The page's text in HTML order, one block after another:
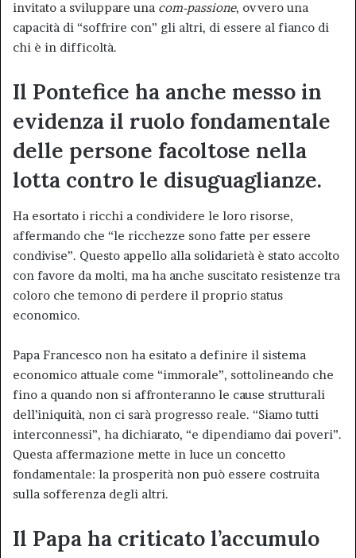
invitato a sviluppare una com-passione, ovvero una
capacità di “soffrire con” gli altri, di essere al fianco di
chi è in difficoltà.
Il Pontefice ha anche messo in
evidenza il ruolo fondamentale
delle persone facoltose nella
lotta contro le disuguaglianze.
Ha esortato i ricchi a condividere le loro risorse,
affermando che “le ricchezze sono fatte per essere
condivise”. Questo appello alla solidarietà è stato accolto
con favore da molti, ma ha anche suscitato resistenze tra
coloro che temono di perdere il proprio status
economico.
Papa Francesco non ha esitato a definire il sistema
economico attuale come “immorale”, sottolineando che
fino a quando non si affronteranno le cause strutturali
dell’iniquità, non ci sarà progresso reale. “Siamo tutti
interconnessi”, ha dichiarato, “e dipendiamo dai poveri”.
Questa affermazione mette in luce un concetto
fondamentale: la prosperità non può essere costruita
sulla sofferenza degli altri.
Il Papa ha criticato l’accumulo